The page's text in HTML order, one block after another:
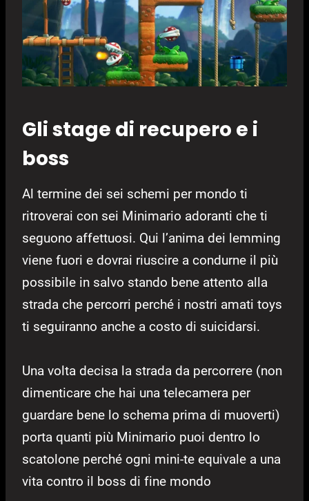
Gli stage di recupero e i
boss
Al termine dei sei schemi per mondo ti
ritroverai con sei Minimario adoranti che ti
seguono affettuosi. Qui l’anima dei lemming
viene fuori e dovrai riuscire a condurne il più
possibile in salvo stando bene attento alla
strada che percorri perché i nostri amati toys
ti seguiranno anche a costo di suicidarsi.
Una volta decisa la strada da percorrere (non
dimenticare che hai una telecamera per
guardare bene lo schema prima di muoverti)
porta quanti più Minimario puoi dentro lo
scatolone perché ogni mini-te equivale a una
vita contro il boss di fine mondo